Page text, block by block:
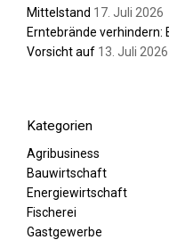
Mittelstand 17. Juli 2026
Erntebrände
Vorsicht auf 13. Juli 2026
Kategorien
Agribusiness
Bauwirtschaft
Energiewirtschaft
Fischerei
Gastgewerbe